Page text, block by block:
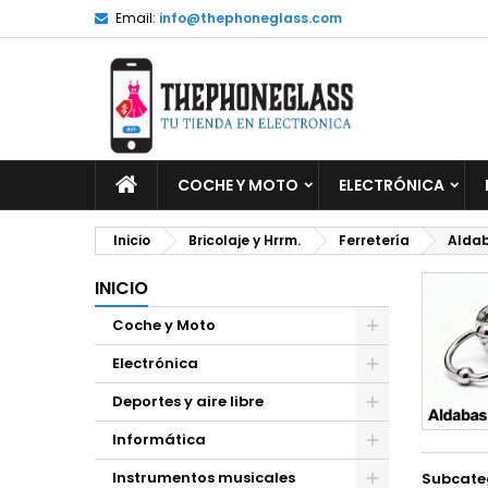
Email: info@thephoneglass.com
INICIOCOCHE Y MOTO ELECTRÓNICA
Inicio Bricolaje y Hrrm. Ferretería
INICIO
Coche y Moto
Electrónica
Deportes y aire libre
Informática
Instrumentos musicales